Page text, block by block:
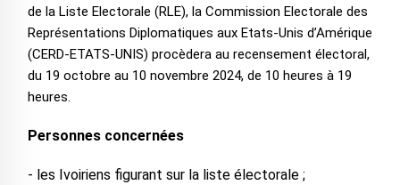
de la Liste Electorale (RLE), la Commission Electorale des
Représentations Diplomatiques aux Etats-Unis d’Amérique
(CERD-ETATS-UNIS) procèdera au recensement électoral,
du 19 octobre au 10 novembre 2024, de 10 heures à 19
heures.
Personnes concernées
- les Ivoiriens figurant sur la liste électorale ;